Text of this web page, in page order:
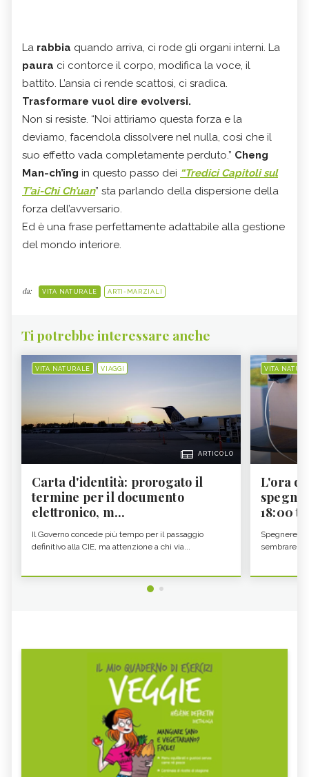
La rabbia quando arriva, ci rode gli organi interni. La
paura ci contorce il corpo, modifica la voce, il
battito. L’ansia ci rende scattosi, ci sradica.
Trasformare vuol dire evolversi.
Non si resiste. “Noi attiriamo questa forza e la
deviamo, facendola dissolvere nel nulla, così che il
suo effetto vada completamente perduto.” Cheng
Man-ch’ing in questo passo dei “Tredici Capitoli sul
T’ai-Chi Ch’uan” sta parlando della dispersione della
forza dell’avversario.
Ed è una frase perfettamente adattabile alla gestione
del mondo interiore.
da: VITA NATURALE ARTI-MARZIALI
Ti potrebbe interessare anche
VITA NATURALE VIAGGI
ARTICOLO
Carta d'identità: prorogato il
termine per il documento
elettronico, m...
Il Governo concede più tempo per il passaggio
definitivo alla CIE, ma attenzione a chi via...
VITA
L'ora
18:00 ti
Spegnere lo
sembrare